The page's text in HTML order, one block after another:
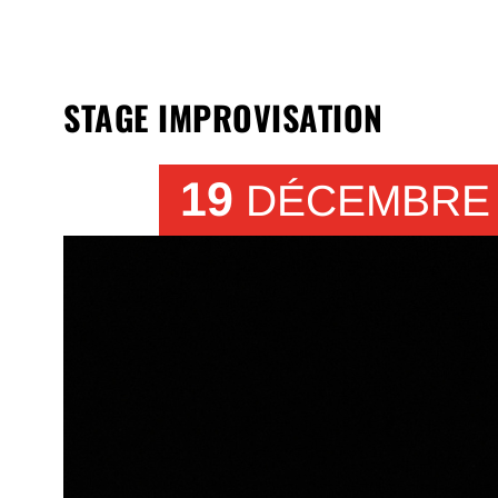
STAGE IMPROVISATION
19